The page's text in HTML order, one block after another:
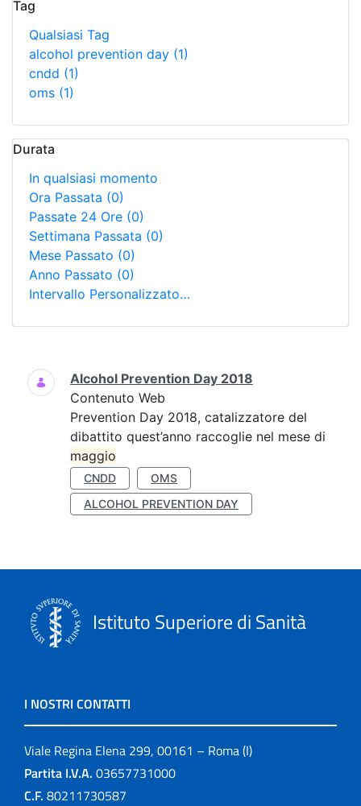
Tag
Qualsiasi Tag
alcohol prevention day (1)
cndd (1)
oms (1)
Durata
In qualsiasi momento
Ora Passata (0)
Passate 24 Ore (0)
Settimana Passata (0)
Mese Passato (0)
Anno Passato (0)
Intervallo Personalizzato…
Ricerca
Alcohol Prevention Day 2018
Contenuto Web
Prevention Day 2018, catalizzatore del
dibattito quest’anno raccoglie nel mese di
maggio
CNDD
OMS
ALCOHOL PREVENTION DAY
Istituto Superiore di Sanità
I NOSTRI CONTATTI
Viale Regina Elena 299, 00161 – Roma (I)
Partita I.V.A. 03657731000
C.F. 80211730587